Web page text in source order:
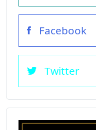
Facebook
Twitter